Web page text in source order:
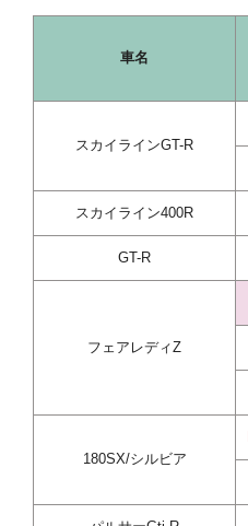
車名
スカイラインGT-R
スカイライン400R
GT-R
フェアレディZ
180SX/シルビア